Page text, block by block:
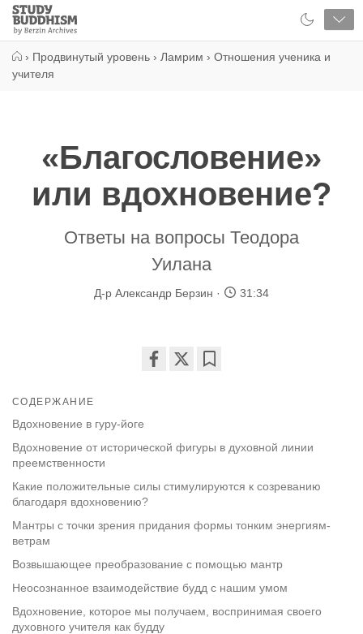
Close
Study
Buddhism
› Продвинутый уровень › Ламрим › Отношения ученика и
учителя
«Благословение»
или вдохновение?
Ответы на вопросы Теодора
Уилана
Д-р Александр Берзин 31:34
СОДЕРЖАНИЕ
Вдохновение в гуру-йоге
Вдохновение от исторической фигуры в духовной линии
преемственности
Какие положительные силы стимулируются к созреванию
благодаря вдохновению?
Мантры с точки зрения придания формы тонким энергиям-
ветрам
Возвышающее преобразование с помощью мантр
Неосознанное взаимодействие будд с нашим умом
Вдохновение, которое мы получаем, воспринимая своего
духовного учителя как будду